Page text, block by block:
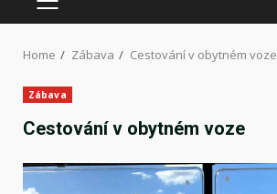
PRIMARY
Home Zábava Cestování v obytném voze
Zábava
Cestování v obytném voze